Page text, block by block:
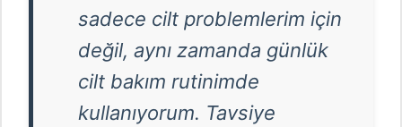
sadece cilt problemlerim için
değil, aynı zamanda günlük
cilt bakım rutinimde
kullanıyorum. Tavsiye